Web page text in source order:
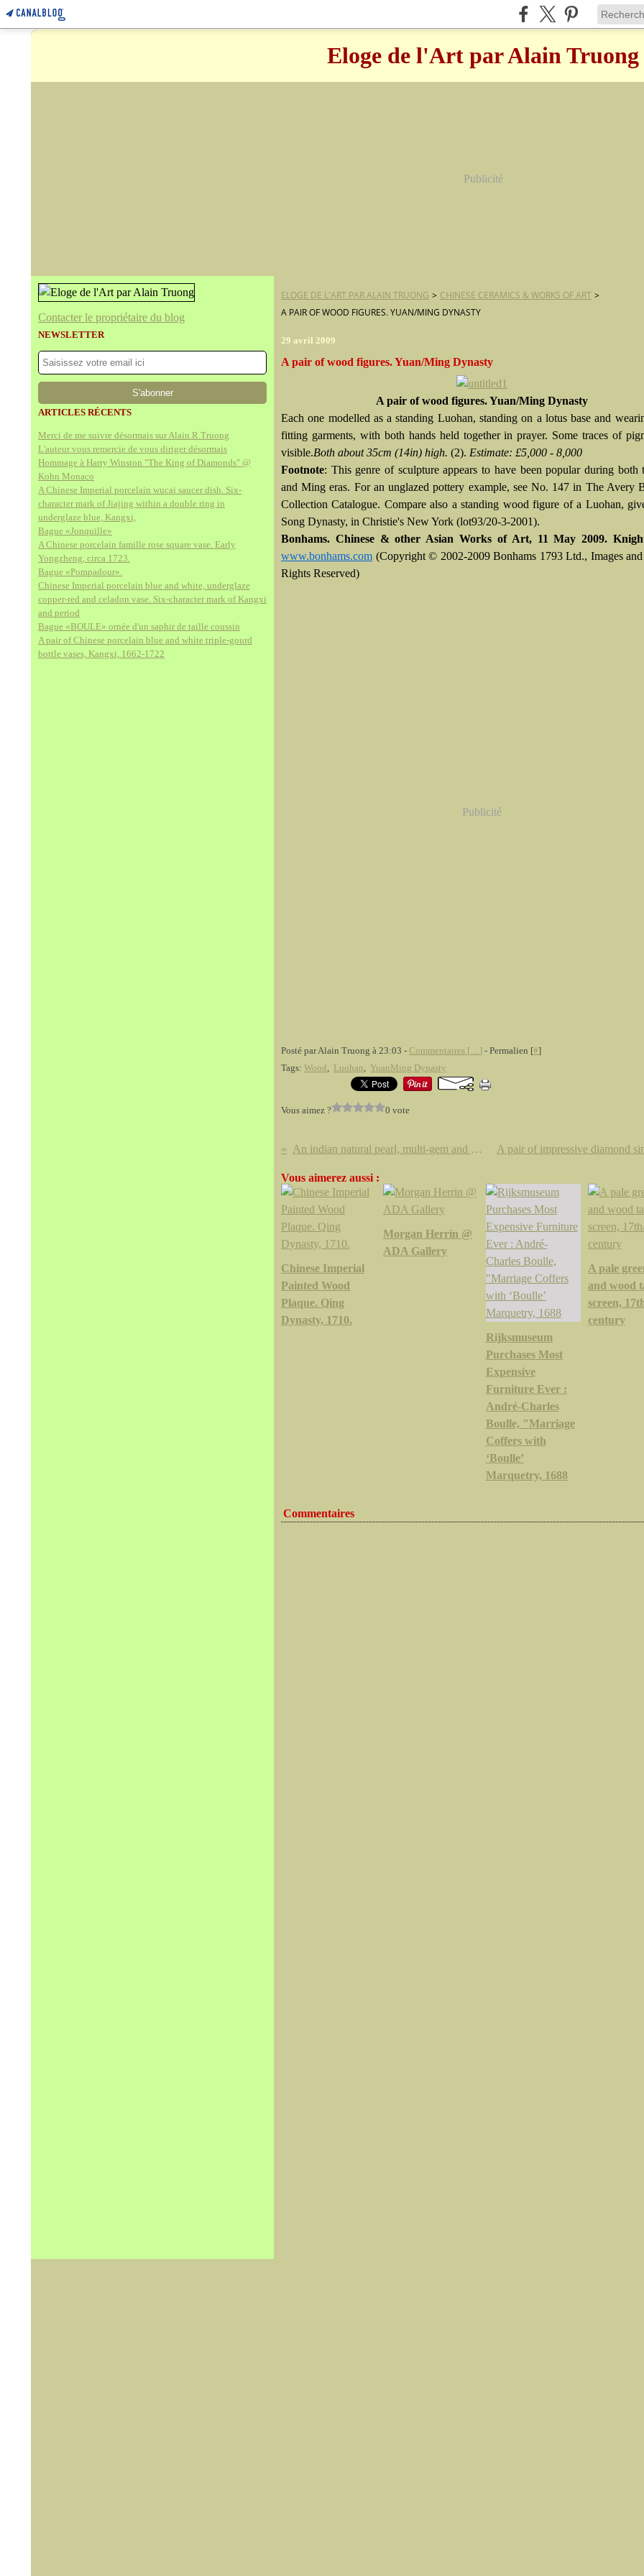
Eloge de l'Art par Alain Truong
Publicité
Contacter le propriétaire du blog
NEWSLETTER
ARTICLES RÉCENTS
Merci de me suivre désormais sur Alain.R.Truong
L'auteur vous remercie de vous diriger désormais
Hommage à Harry Winston "The King of Diamonds" @
Kohn Monaco
A Chinese Imperial porcelain wucai saucer dish. Six-
character mark of Jiajing within a double ring in
underglaze blue, Kangxi,
Bague «Jonquille»
A Chinese porcelain famille rose square vase. Early
Yongzheng, circa 1723.
Bague «Pompadour».
Chinese Imperial porcelain blue and white, underglaze
copper-red and celadon vase. Six-character mark of Kangxi
and period
Bague «BOULE» ornée d'un saphir de taille coussin
A pair of Chinese porcelain blue and white triple-gourd
bottle vases, Kangxi, 1662-1722
ELOGE DE L'ART PAR ALAIN TRUONG > CHINESE CERAMICS & WORKS OF ART >
A PAIR OF WOOD FIGURES. YUAN/MING DYNASTY
29 avril 2009
A pair of wood figures. Yuan/Ming Dynasty
A pair of wood figures. Yuan/Ming Dynasty
Each one modelled as a standing Luohan, standing on a lotus base and
fitting garments, with both hands held together in prayer. Some traces of
visible.Both about 35cm (14in) high. (2). Estimate: £5,000 - 8,000
Footnote: This genre of sculpture appears to have been popular during both
and Ming eras. For an unglazed pottery example, see No. 147 in The Avery
Collection Catalogue. Compare also a standing wood figure of a Luohan,
Song Dynasty, in Christie's New York (lot93/20-3-2001).
Bonhams. Chinese & other Asian Works of Art, 11 May 2009.
www.bonhams.com (Copyright © 2002-2009 Bonhams 1793 Ltd., Images
Rights Reserved)
Publicité
Posté par Alain Truong à 23:03 - Commentaires [… ] - Permalien [#]
Tags: Wood, Luohan, YuanMing Dynasty
Vous aimez ? 0 vote
An indian natural pearl, multi-gem and enamel necklace
Vous aimerez aussi :
Chinese Imperial
Painted Wood
Plaque. Qing
Dynasty, 1710.
Morgan Herrin @
ADA Gallery
Rijksmuseum
Purchases Most
Expensive
Furniture Ever :
André-Charles
Boulle, "Marriage
Coffers with
‘Boulle’
Marquetry, 1688
A pale
and wood
screen,
century
Commentaires